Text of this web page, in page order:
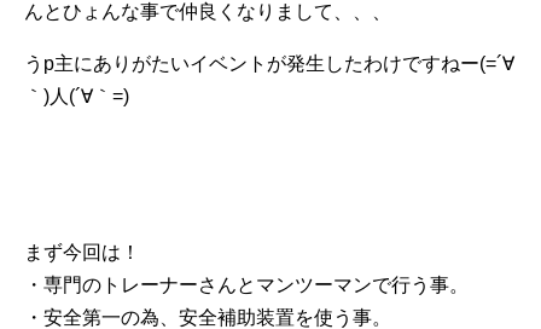
んとひょんな事で仲良くなりまして、、、
うp主にありがたいイベントが発生したわけですねー(=´∀
｀)人(´∀｀=)
まず今回は！
・専門のトレーナーさんとマンツーマンで行う事。
・安全第一の為、安全補助装置を使う事。